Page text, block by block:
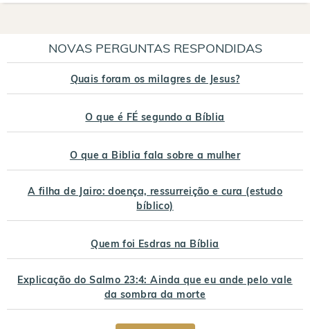
NOVAS PERGUNTAS RESPONDIDAS
Quais foram os milagres de Jesus?
O que é FÉ segundo a Bíblia
O que a Biblia fala sobre a mulher
A filha de Jairo: doença, ressurreição e cura (estudo
bíblico)
Quem foi Esdras na Bíblia
Explicação do Salmo 23:4: Ainda que eu ande pelo vale
da sombra da morte